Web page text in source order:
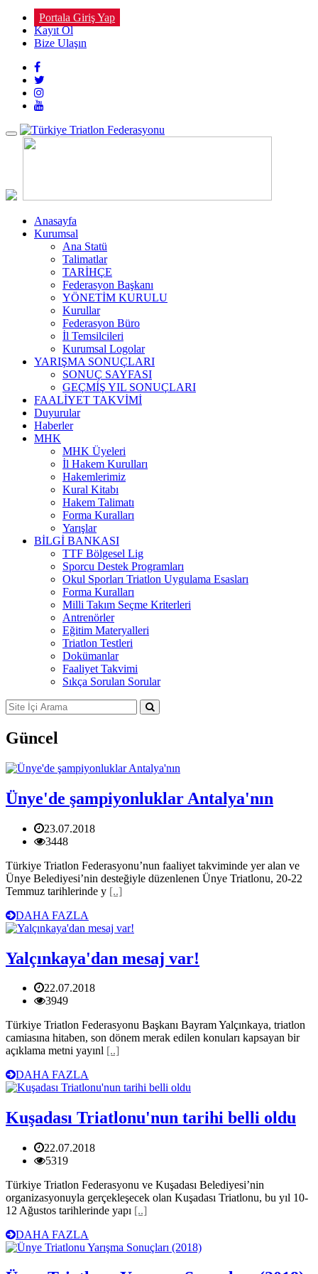
Portala Giriş Yap
Kayıt Ol
Bize Ulaşın
Toggle
navigation
Anasayfa
Kurumsal
Ana Statü
Talimatlar
TARİHÇE
Federasyon Başkanı
YÖNETİM KURULU
Kurullar
Federasyon Büro
İl Temsilcileri
Kurumsal Logolar
YARIŞMA SONUÇLARI
SONUÇ SAYFASI
GEÇMİŞ YIL SONUÇLARI
FAALİYET TAKVİMİ
Duyurular
Haberler
MHK
MHK Üyeleri
İl Hakem Kurulları
Hakemlerimiz
Kural Kitabı
Hakem Talimatı
Forma Kuralları
Yarışlar
BİLGİ BANKASI
TTF Bölgesel Lig
Sporcu Destek Programları
Okul Sporları Triatlon Uygulama Esasları
Forma Kuralları
Milli Takım Seçme Kriterleri
Antrenörler
Eğitim Materyalleri
Triatlon Testleri
Dokümanlar
Faaliyet Takvimi
Sıkça Sorulan Sorular
Güncel
Ünye'de şampiyonluklar Antalya'nın
23.07.2018
3448
Türkiye Triatlon Federasyonu’nun faaliyet takviminde yer alan ve
Ünye Belediyesi’nin desteğiyle düzenlenen Ünye Triatlonu, 20-22
Temmuz tarihlerinde y [..]
DAHA FAZLA
Yalçınkaya'dan mesaj var!
22.07.2018
3949
Türkiye Triatlon Federasyonu Başkanı Bayram Yalçınkaya, triatlon
camiasına hitaben, son dönem merak edilen konuları kapsayan bir
açıklama metni yayınl [..]
DAHA FAZLA
Kuşadası Triatlonu'nun tarihi belli oldu
22.07.2018
5319
Türkiye Triatlon Federasyonu ve Kuşadası Belediyesi’nin
organizasyonuyla gerçekleşecek olan Kuşadası Triatlonu, bu yıl 10-
12 Ağustos tarihlerinde yapı [..]
DAHA FAZLA